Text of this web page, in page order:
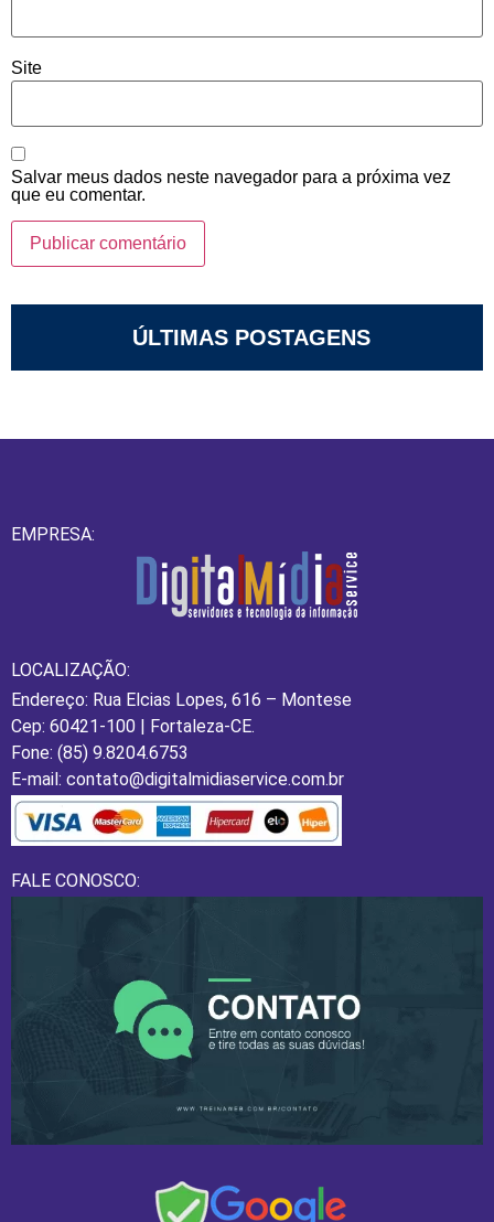
Site
Salvar meus dados neste navegador para a próxima vez
que eu comentar.
ÚLTIMAS POSTAGENS
EMPRESA:
LOCALIZAÇÃO:
Endereço: Rua Elcias Lopes, 616 – Montese
Cep: 60421-100 | Fortaleza-CE.
Fone: (85) 9.8204.6753
E-mail: contato@digitalmidiaservice.com.br
FALE CONOSCO: